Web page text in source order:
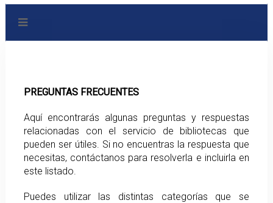
PREGUNTAS FRECUENTES
Aquí encontrarás algunas preguntas y respuestas
relacionadas con el servicio de bibliotecas que
pueden ser útiles. Si no encuentras la respuesta que
necesitas, contáctanos para resolverla e incluirla en
este listado.
Puedes utilizar las distintas categorías que se